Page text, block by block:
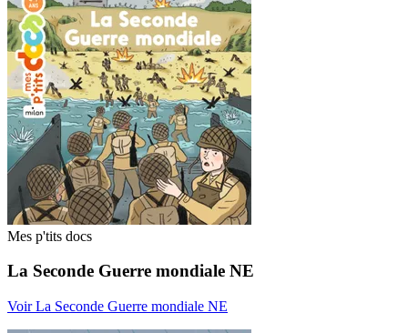
Mes p'tits docs
La Seconde Guerre mondiale NE
Voir La Seconde Guerre mondiale NE